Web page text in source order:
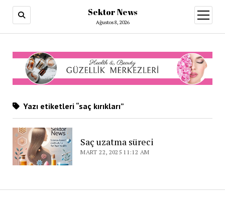
Sektor News
Ağustos 8, 2026
aç
Yazı etiketleri “saç kırıkları”
Saç uzatma süreci
MART 22, 2025 11:12 AM